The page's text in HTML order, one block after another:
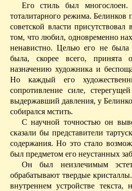
Его стиль был
тоталитарного режима. Белинков
советской власти
том, что любил, одновременно
ненавистно. Целью его не была
была, скорее всего, принята
назначению художника и
Но каждый его
сопротивление силе,
выдержавший давления, у
собирался мстить.
С научной точностью он
сказали бы представители
содержания. Но это стало
был предметом его неустанных
Он был неизлечимым
обрабатывают твердые
внутреннем устройстве